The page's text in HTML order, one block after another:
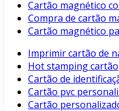
Cartão magnético
Compra de cartão
Cartão magnético
Imprimir cartão de
Hot stamping cartão
Cartão de
Cartão pvc
Cartão